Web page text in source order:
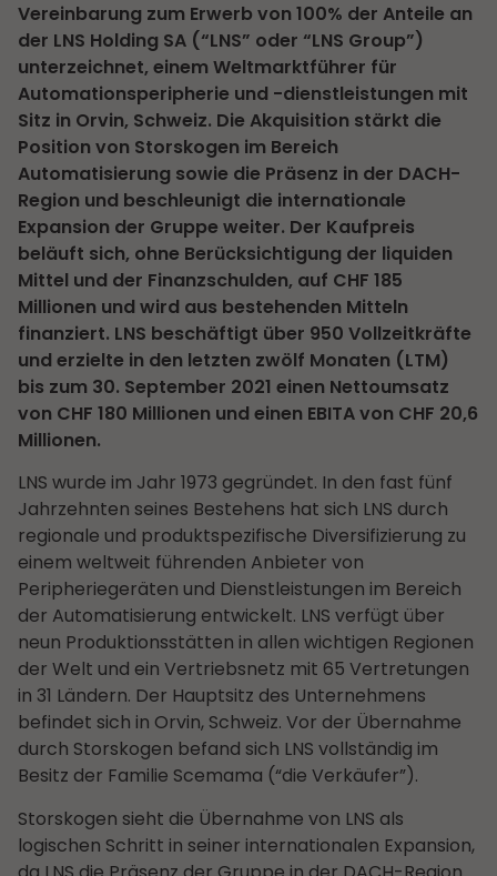
Vereinbarung zum Erwerb von 100% der Anteile an
der LNS Holding SA (“LNS” oder “LNS Group”)
unterzeichnet, einem Weltmarktführer für
Automationsperipherie und -dienstleistungen mit
Sitz in Orvin, Schweiz. Die Akquisition stärkt die
Position von Storskogen im Bereich
Automatisierung sowie die Präsenz in der DACH-
Region und beschleunigt die internationale
Expansion der Gruppe weiter. Der Kaufpreis
beläuft sich, ohne Berücksichtigung der liquiden
Mittel und der Finanzschulden, auf CHF 185
Millionen und wird aus bestehenden Mitteln
finanziert. LNS beschäftigt über 950 Vollzeitkräfte
und erzielte in den letzten zwölf Monaten (LTM)
bis zum 30. September 2021 einen Nettoumsatz
von CHF 180 Millionen und einen EBITA von CHF 20,6
Millionen.
LNS wurde im Jahr 1973 gegründet. In den fast fünf
Jahrzehnten seines Bestehens hat sich LNS durch
regionale und produktspezifische Diversifizierung zu
einem weltweit führenden Anbieter von
Peripheriegeräten und Dienstleistungen im Bereich
der Automatisierung entwickelt. LNS verfügt über
neun Produktionsstätten in allen wichtigen Regionen
der Welt und ein Vertriebsnetz mit 65 Vertretungen
in 31 Ländern. Der Hauptsitz des Unternehmens
befindet sich in Orvin, Schweiz. Vor der Übernahme
durch Storskogen befand sich LNS vollständig im
Besitz der Familie Scemama (“die Verkäufer”).
Storskogen sieht die Übernahme von LNS als
logischen Schritt in seiner internationalen Expansion,